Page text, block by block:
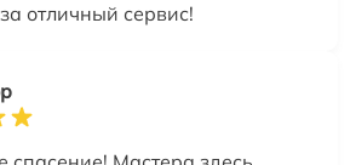
отличный сервис!